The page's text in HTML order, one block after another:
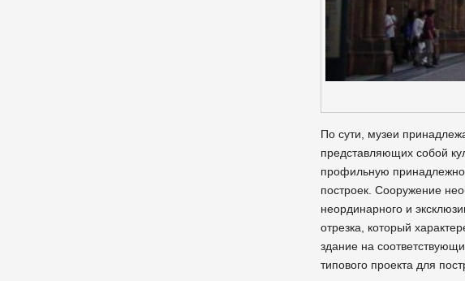
По сути, музеи
представляющих собой
профильную
построек. Сооружение
неординарного и
отрезка, который
здание на
типового проекта для